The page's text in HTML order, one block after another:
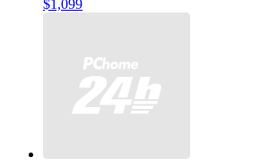
$1,099